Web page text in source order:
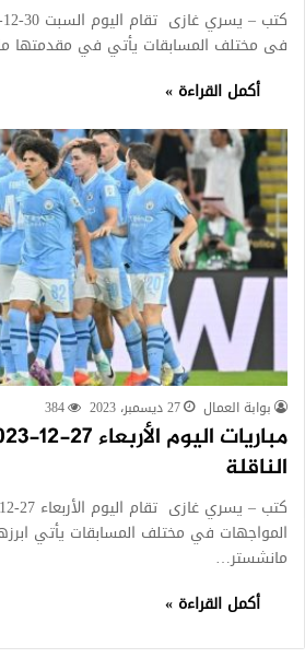
فى مختلف المسابقات يأتي في مقدمتها
أكمل القراءة »
بوابة العمال 27 ديسمبر، 2023 384
الناقلة
المواجهات في مختلف المسابقات يأتي
مانشستر…
أكمل القراءة »